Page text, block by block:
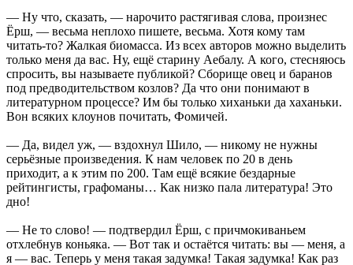
— Ну что, сказать, — нарочито растягивая слова, произнес
Ёрш, — весьма неплохо пишете, весьма. Хотя кому там
читать-то? Жалкая биомасса. Из всех авторов можно выделить
только меня да вас. Ну, ещё старину Аебалу. А кого, стесняюсь
спросить, вы называете публикой? Сборище овец и баранов
под предводительством козлов? Да что они понимают в
литературном процессе? Им бы только хиханьки да хаханьки.
Вон всяких клоунов почитать, Фомичей.
— Да, видел уж, — вздохнул Шило, — никому не нужны
серьёзные произведения. К нам человек по 20 в день
приходит, а к этим по 200. Там ещё всякие бездарные
рейтингисты, графоманы… Как низко пала литература! Это
дно!
— Не то слово! — подтвердил Ёрш, с причмокиваньем
отхлебнув коньяка. — Вот так и остаётся читать: вы — меня, а
я — вас. Теперь у меня такая задумка! Такая задумка! Как раз